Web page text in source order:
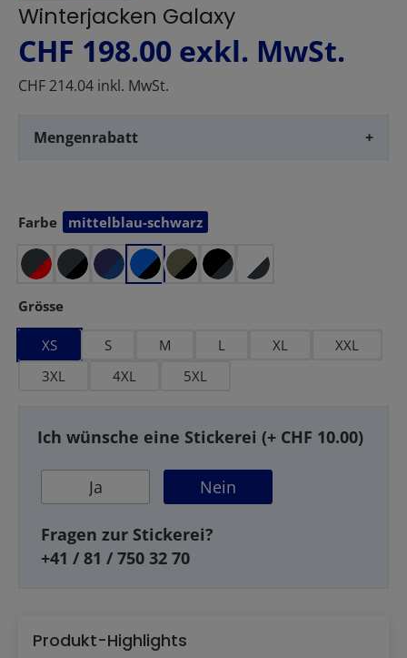
Winterjacken Galaxy
CHF 198.00 exkl. MwSt.
CHF 214.04 inkl. MwSt.
Mengenrabatt +
Farbe
auswählenmittelblau-schwarz
Grösse
XS S M L XL
XXL
3XL
4XL 5XL
Ich wünsche eine Stickerei (+ CHF 10.00)
Ja Nein
Fragen zur Stickerei?
+41 / 81 / 750 32 70
Produkt-Highlights